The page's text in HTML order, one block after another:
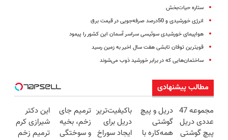
ستاره حیات‌بخش
انرژی خورشیدی و 50درصد صرفه‌جویی در قیمت برق
هواپیمای خورشیدی سوئیسی سراسر آسمان این کشور را پیمود
قویترین توفان تابشی هفت سال اخیر به زمین رسید
ساختمان‌هایی که در برابر خورشید ذوب می‌شوند
مطالب پیشنهادی
مجموعه 47
عددی دریل
پیچ گوشتی
دریل و پیچ
گوشتی
همه‌کاره با
باکیفیت‌ترین
دریل برای
ایجاد سوراخ
ترمیم جای
زخم، بخیه
و سوختگی
این دکتر
شیرازی کرم
ترمیم زخم